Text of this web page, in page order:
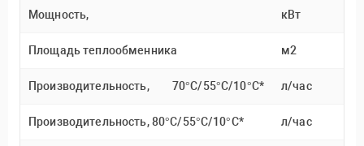
Мощность, кВт
Площадь теплообменника м2
Производительность, 70°C/55°C/10°C* л/час
Производительность, 80°C/55°C/10°C* л/час